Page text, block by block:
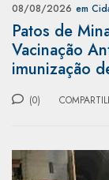
08/08/2026 em
Patos de
Vacinação
imunização
(0)